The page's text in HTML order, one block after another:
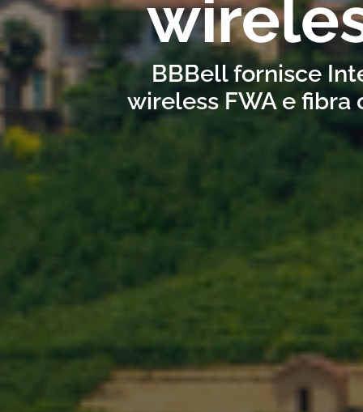
BBBell fornisce
wireless FWA e fibra